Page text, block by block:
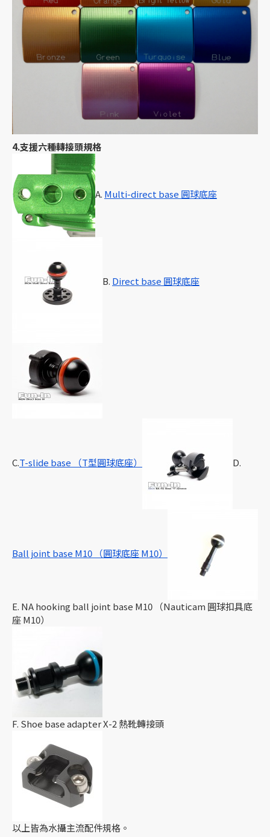
4.支援六種轉接頭規格
A. Multi-direct base 圓球底座
B. Direct base 圓球底座
C.T-slide base （T型圓球底座） D.
Ball joint base M10 （圓球底座 M10）
E. NA hooking ball joint base M10 （Nauticam 圓球扣具底
座 M10）
F. Shoe base adapter X-2 熱靴轉接頭
以上皆為水攝主流配件規格。